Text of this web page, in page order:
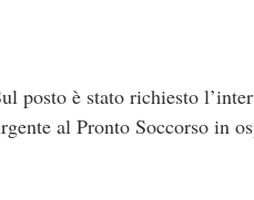
posto è stato richiesto
al Pronto Soccorso in